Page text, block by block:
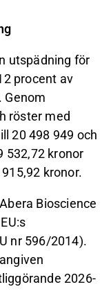
utspädning för
procent av
Genom
röster med
20 498 949 och
532,72 kronor
kronor.
Bioscience
nr 596/2014).
2026-